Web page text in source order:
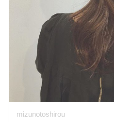
mizunotoshirou